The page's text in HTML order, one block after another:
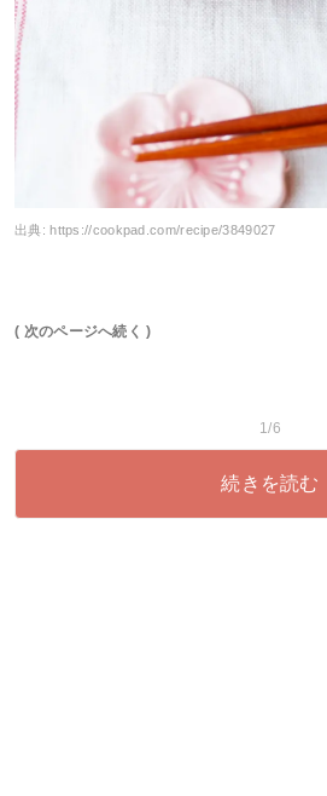
出典:https://cookpad.com/recipe/3849027
( 次のページへ続く )
1/6
続きを読む